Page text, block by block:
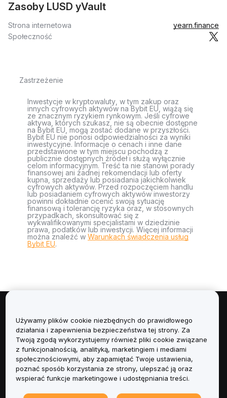
Zasoby LUSD yVault
Strona internetowa
yearn.finance
Społeczność
Zastrzeżenie
Inwestycje w kryptowaluty, w tym zakup oraz
innych cyfrowych aktywów na Bybit EU, wiążą się
ze znacznym ryzykiem rynkowym. Jeśli cyfrowe
aktywa, których szukasz, nie są obecnie dostępne
na Bybit EU, mogą zostać dodane w przyszłości.
Bybit EU nie ponosi odpowiedzialności za wyniki
inwestycyjne. Informacje o cenach i inne dane
przedstawione w tym miejscu pochodzą z
publicznie dostępnych źródeł i służą wyłącznie
celom informacyjnym. Treść ta nie stanowi porady
finansowej ani żadnej rekomendacji lub oferty
kupna, sprzedaży lub posiadania jakichkolwiek
cyfrowych aktywów. Przed rozpoczęciem handlu
lub posiadaniem cyfrowych aktywów inwestorzy
powinni dokładnie ocenić swoją sytuację
finansową i tolerancję ryzyka oraz, w stosownych
przypadkach, skonsultować się z
wykwalifikowanymi specjalistami w dziedzinie
prawa, podatków lub inwestycji. Więcej informacji
można znaleźć w Warunkach świadczenia usług
Bybit EU.
Informacje
Usługi
Obsługa Klienta
Używamy plików cookie niezbędnych do prawidłowego
działania i zapewnienia bezpieczeństwa tej strony. Za
Twoją zgodą wykorzystujemy również pliki cookie związane
z funkcjonalnością, analityką, marketingiem i mediami
społecznościowymi, aby zapamiętać Twoje ustawienia,
poznać sposób korzystania ze strony, ulepszać ją oraz
wspierać funkcje marketingowe i udostępniania treści.